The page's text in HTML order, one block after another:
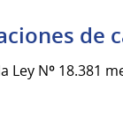
de
Nº 18.381